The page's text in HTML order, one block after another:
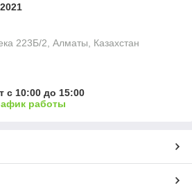
223Б/2, Алматы, Казахстан
с 10:00 до 15:00
работы